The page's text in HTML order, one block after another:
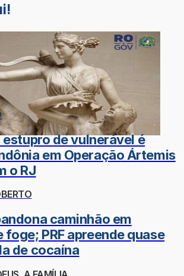
de vulnerável é
em Operação Ártemis
o RJ
caminhão em
PRF apreende quase
de cocaína